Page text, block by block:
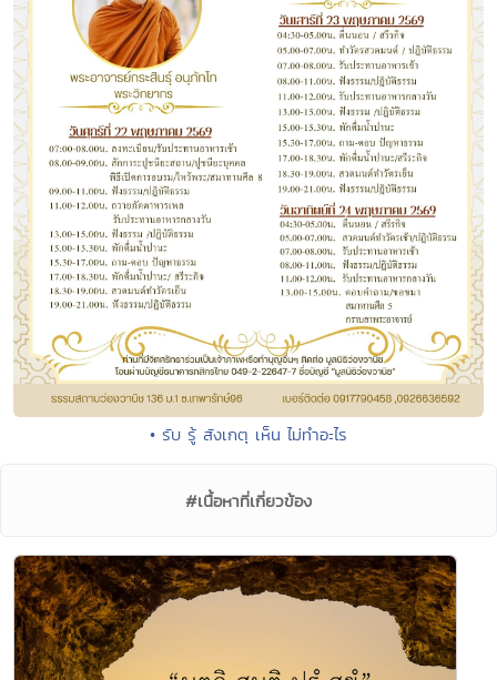
• รับ รู้ สังเกตุ เห็น ไม่ทำอะไร
#เนื้อหาที่เกี่ยวข้อง